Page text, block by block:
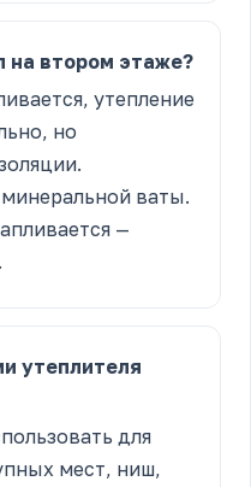
на втором этаже?
утепление
но
ваты.
—
утеплителя
для
мест, ниш,